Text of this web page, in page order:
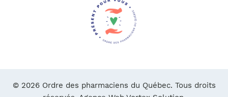
© 2026 Ordre des pharmaciens du Québec. Tous droits